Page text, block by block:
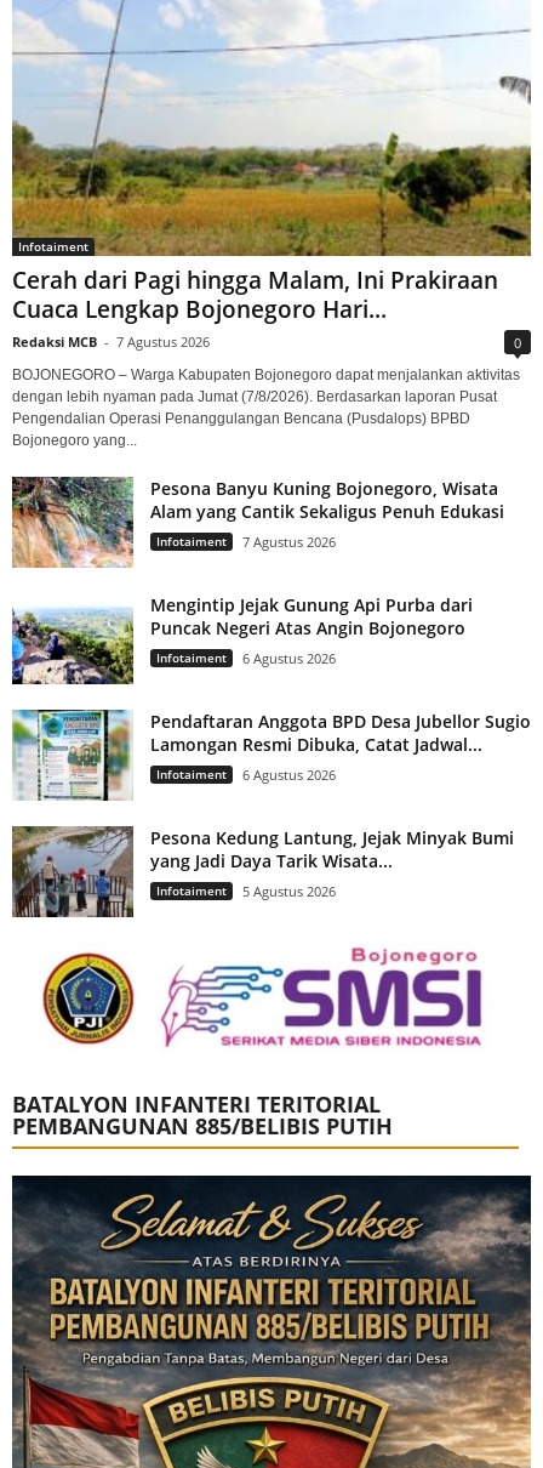
Infotaiment
Cerah dari Pagi hingga Malam, Ini Prakiraan
Cuaca Lengkap Bojonegoro Hari...
Redaksi MCB - 7 Agustus 2026 0
BOJONEGORO – Warga Kabupaten Bojonegoro dapat menjalankan aktivitas
dengan lebih nyaman pada Jumat (7/8/2026). Berdasarkan laporan Pusat
Pengendalian Operasi Penanggulangan Bencana (Pusdalops) BPBD
Bojonegoro yang...
Pesona Banyu Kuning Bojonegoro, Wisata
Alam yang Cantik Sekaligus Penuh Edukasi
Infotaiment 7 Agustus 2026
Mengintip Jejak Gunung Api Purba dari
Puncak Negeri Atas Angin Bojonegoro
Infotaiment 6 Agustus 2026
Pendaftaran Anggota BPD Desa Jubellor Sugio
Lamongan Resmi Dibuka, Catat Jadwal...
Infotaiment 6 Agustus 2026
Pesona Kedung Lantung, Jejak Minyak Bumi
yang Jadi Daya Tarik Wisata...
Infotaiment 5 Agustus 2026
BATALYON INFANTERI TERITORIAL
PEMBANGUNAN 885/BELIBIS PUTIH